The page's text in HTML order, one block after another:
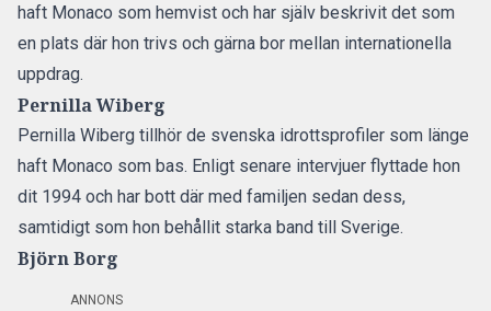
haft Monaco som hemvist och har själv beskrivit det som
en plats där hon trivs och gärna bor mellan internationella
uppdrag.
Pernilla Wiberg
Pernilla Wiberg tillhör de svenska idrottsprofiler som länge
haft Monaco som bas. Enligt senare intervjuer flyttade hon
dit 1994 och har bott där med familjen sedan dess,
samtidigt som hon behållit starka band till Sverige.
Björn Borg
ANNONS